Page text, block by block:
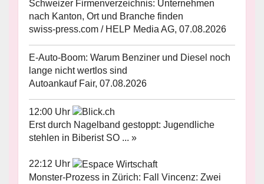
Schweizer Firmenverzeichnis: Unternehmen
nach Kanton, Ort und Branche finden
swiss-press.com / HELP Media AG, 07.08.2026
E-Auto-Boom: Warum Benziner und Diesel noch
lange nicht wertlos sind
Autoankauf Fair, 07.08.2026
12:00 Uhr
Erst durch Nagelband gestoppt: Jugendliche
stehlen in Biberist SO ... »
22:12 Uhr
Monster-Prozess in Zürich: Fall Vincenz: Zwei